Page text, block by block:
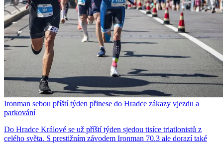
Ironman sebou příští týden přinese do Hradce zákazy vjezdu a
parkování
Do Hradce Králové se už příští týden sjedou tisíce triatlonistů z
celého světa. S prestižním závodem Ironman 70.3 ale dorazí také